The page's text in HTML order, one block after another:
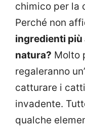
chimico per la
Perché non
ingredienti
natura? Molto
regaleranno
catturare i
invadente.
qualche